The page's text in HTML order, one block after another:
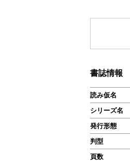
書誌情報
読み仮名
シリーズ名
発行形態
判型
頁数